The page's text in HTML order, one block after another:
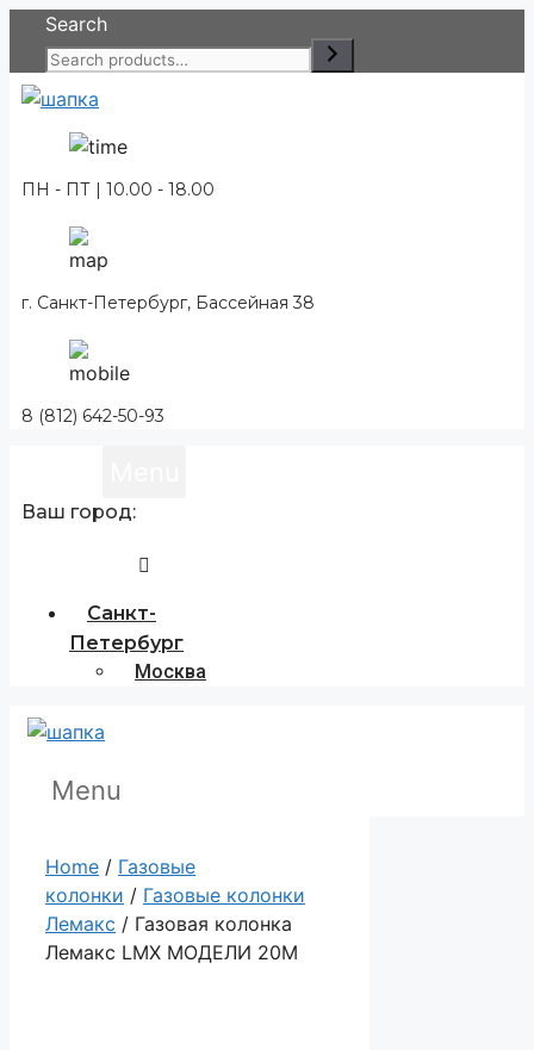
Перейти
содержимому
Search
ПН - ПТ | 10.00 - 18.00
г. Санкт-Петербург, Бассейная 38
8 (812) 642-50-93
Ваш город:
Санкт-
Петербург
Москва
Menu
Home / Газовые
колонки / Газовые колонки
Лемакс / Газовая колонка
Лемакс LMX МОДЕЛИ 20М